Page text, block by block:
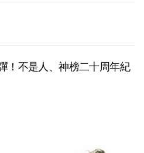
！不是人、神榜二十周年紀